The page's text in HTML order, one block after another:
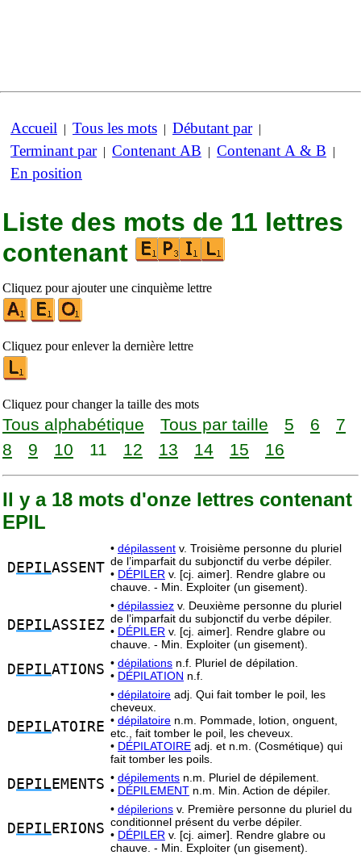
Accueil | Tous les mots | Débutant par|
Terminant par| Contenant AB | Contenant A & B |
En position
Liste des mots de 11 lettres
contenant
Cliquez pour ajouter une cinquième lettre
Cliquez pour enlever la dernière lettre
Cliquez pour changer la taille des mots
Tous alphabétique Tous par taille 5 6
7
8
9 10 11 12 13 14 15 16
Il y a 18 mots d'onze lettres contenant
EPIL
D EPILASSENT
• dépilassent v. Troisième personne du pluriel
de l’imparfait du subjonctif du verbe dépiler.
• DÉPILER v. [cj. aimer]. Rendre glabre ou
chauve. - Min. Exploiter (un gisement).
D EPILASSIEZ
• dépilassiez v. Deuxième personne du pluriel
de l’imparfait du subjonctif du verbe dépiler.
• DÉPILER v. [cj. aimer]. Rendre glabre ou
chauve. - Min. Exploiter (un gisement).
D EPILATIONS • dépilations n.f. Pluriel de dépilation.
• DÉPILATION n.f.
D EPILATOIRE
• dépilatoire adj. Qui fait tomber le poil, les
cheveux.
• dépilatoire n.m. Pommade, lotion, onguent,
etc., fait tomber le poil, les cheveux.
• DÉPILATOIRE adj. et n.m. (Cosmétique) qui
fait tomber les poils.
D EPIL EMENTS • dépilements n.m. Pluriel de dépilement.
• DÉPILEMENT n.m. Min. Action de dépiler.
D EPIL ERIONS
• dépilerions v. Première personne du pluriel du
conditionnel présent du verbe dépiler.
• DÉPILER v. [cj. aimer]. Rendre glabre ou
chauve. - Min. Exploiter (un gisement).